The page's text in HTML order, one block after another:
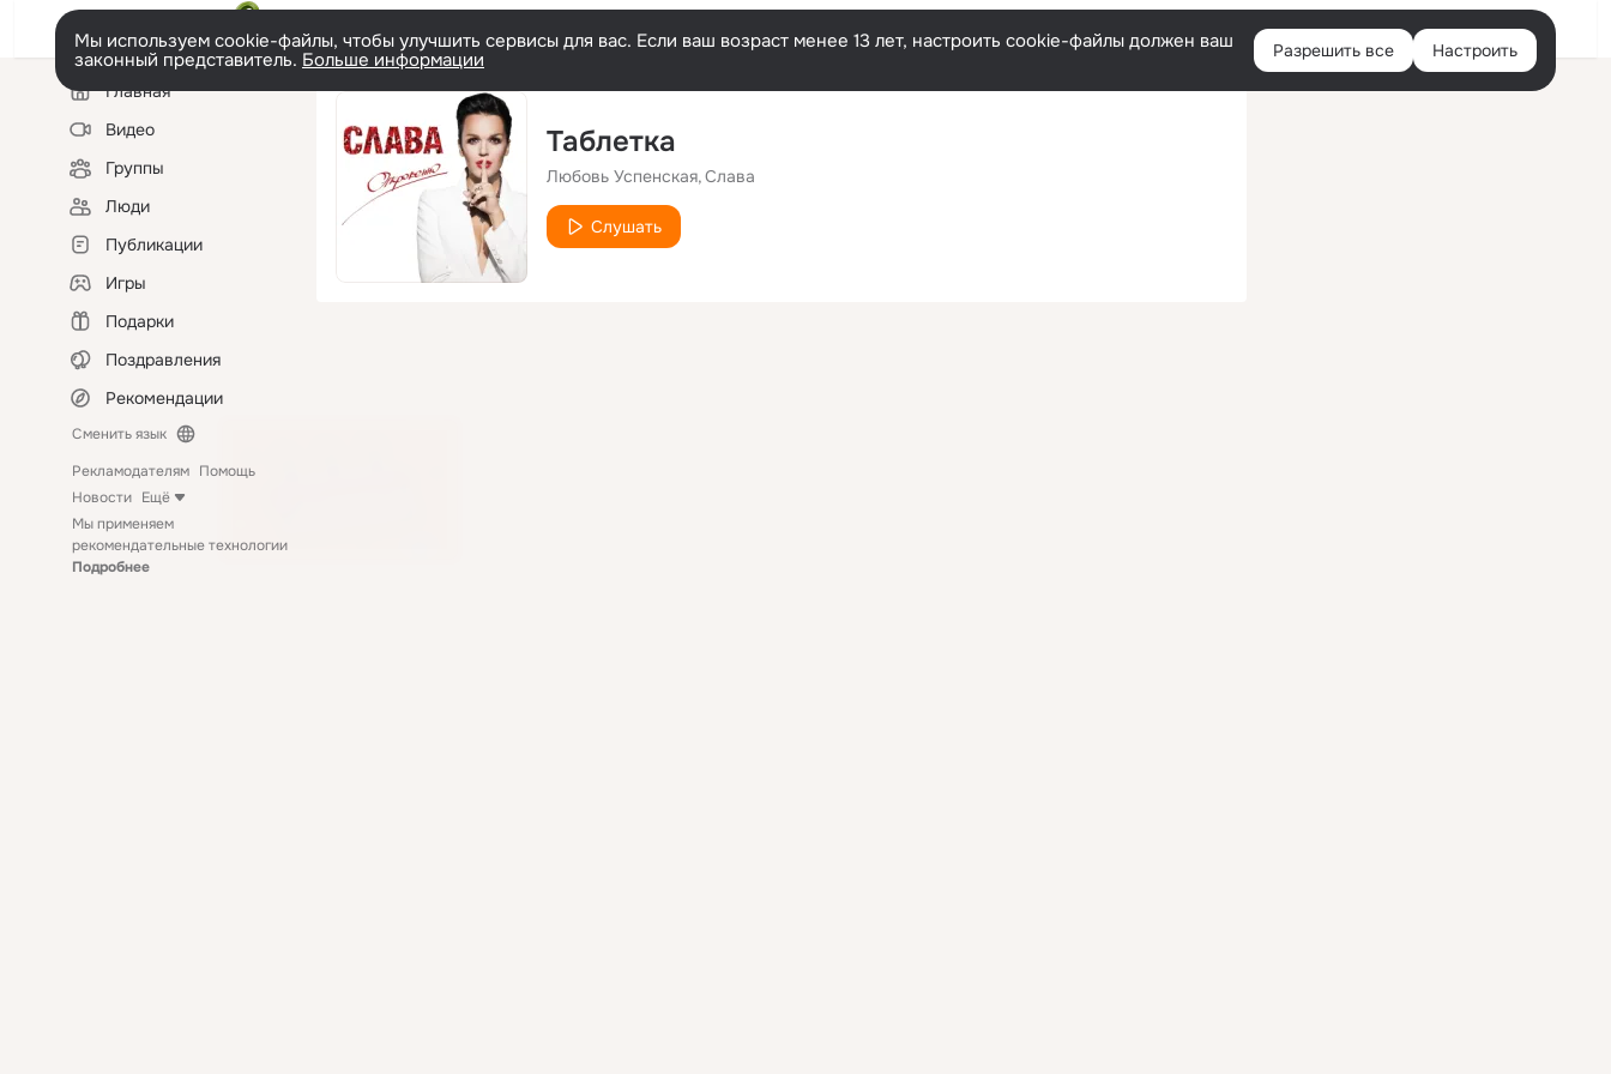
Войти
Мы используем cookie-файлы, чтобы улучшить сервисы для вас. Если ваш возраст менее 13 лет, настроить cookie-файлы должен ваш
законный представитель. Больше информации Разрешить все Настроить
Левая
колонкаГлавная
Видео
Группы
Люди
Публикации
Игры
Подарки
Поздравления
Рекомендации
Сменить язык
Рекламодателям Помощь
Новости Ещё
Мы применяем
рекомендательные технологии
Подробнее
Таблетка
Любовь Успенская Слава
Слушать